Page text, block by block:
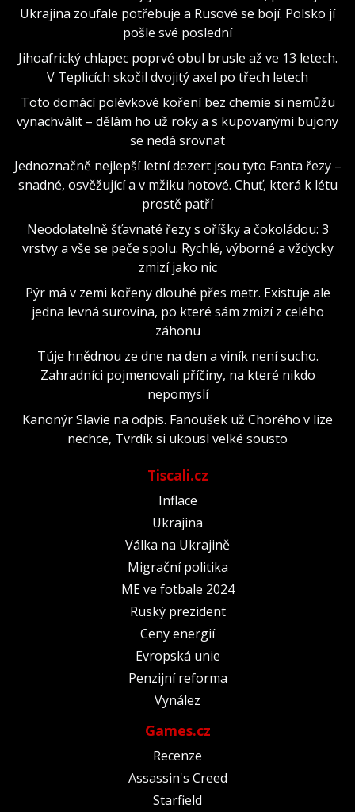
Ukrajina zoufale potřebuje a Rusové se bojí. Polsko jí
pošle své poslední
Jihoafrický chlapec poprvé obul brusle až ve 13 letech.
V Teplicích skočil dvojitý axel po třech letech
Toto domácí polévkové koření bez chemie si nemůžu
vynachválit – dělám ho už roky a s kupovanými bujony
se nedá srovnat
Jednoznačně nejlepší letní dezert jsou tyto Fanta řezy –
snadné, osvěžující a v mžiku hotové. Chuť, která k létu
prostě patří
Neodolatelně šťavnaté řezy s oříšky a čokoládou: 3
vrstvy a vše se peče spolu. Rychlé, výborné a vždycky
zmizí jako nic
Pýr má v zemi kořeny dlouhé přes metr. Existuje ale
jedna levná surovina, po které sám zmizí z celého
záhonu
Túje hnědnou ze dne na den a viník není sucho.
Zahradníci pojmenovali příčiny, na které nikdo
nepomyslí
Kanonýr Slavie na odpis. Fanoušek už Chorého v lize
nechce, Tvrdík si ukousl velké sousto
Tiscali.cz
Inflace
Ukrajina
Válka na Ukrajině
Migrační politika
ME ve fotbale 2024
Ruský prezident
Ceny energií
Evropská unie
Penzijní reforma
Vynález
Games.cz
Recenze
Assassin's Creed
Starfield